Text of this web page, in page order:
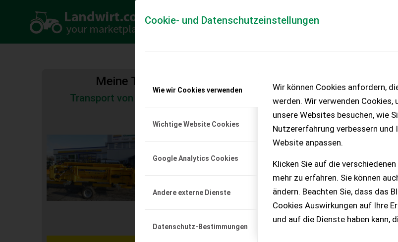
Cookie- und Datenschutzeinstellungen
Wie wir Cookies verwenden
Wichtige Website Cookies
Google Analytics Cookies
Andere externe Dienste
Datenschutz-Bestimmungen
Wir können Cookies anfordern,
werden. Wir verwenden
unsere Websites besuchen, wie
Nutzererfahrung verbessern und
Website anpassen.
Klicken Sie auf die
mehr zu erfahren. Sie können
ändern. Beachten Sie, dass das
Cookies Auswirkungen auf Ihre
und auf die Dienste haben kann,
Meine Transportkostenanfrage
Transport von Land- und Baumaschinen – KEINE
New Holland NH Schneidwerk 760 CG
New Holland Schneidwerk Varifeed 760 CG, 4,8 m
Einachsschneidwerkswagen, Ausstellungsgerät,
prompt verfügba...